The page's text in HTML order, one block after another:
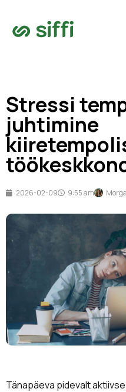
Stressi
juhtimine
2026-02-09 9:55 am
Tänapäeva pidevalt